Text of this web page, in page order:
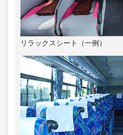
リラックスシート（一例）